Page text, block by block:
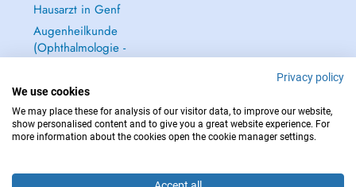
Hausarzt in Genf
Augenheilkunde
(Ophthalmologie -
Privacy policy
We use cookies
We may place these for analysis of our visitor data, to improve our website,
show personalised content and to give you a great website experience. For
more information about the cookies open the cookie manager settings.